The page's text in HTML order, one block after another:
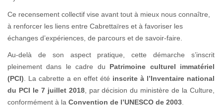
Ce recensement collectif vise avant tout à mieux nous connaître,
à renforcer les liens entre Cabrettaïres et à favoriser les
échanges d’expériences, de parcours et de savoir-faire.
Au-delà de son aspect pratique, cette démarche s’inscrit
pleinement dans le cadre du Patrimoine culturel immatériel
(PCI). La cabrette a en effet été inscrite à l’Inventaire national
du PCI le 7 juillet 2018, par décision du ministère de la Culture,
conformément à la Convention de l’UNESCO de 2003.